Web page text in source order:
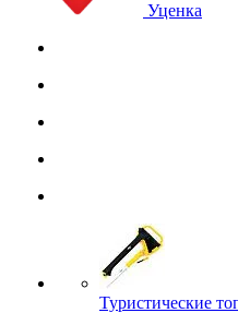
Уценка
Туристические